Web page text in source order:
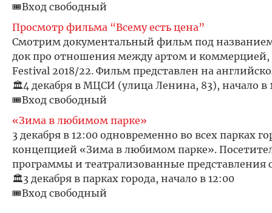
🎟️Вход свободный
Просмотр фильма “Всему есть цена”
Смотрим документальный фильм под
док про отношения между артом и коммерцией,
Festival 2018/22. Фильм представлен на
🏛️4 декабря в МЦСИ (улица Ленина, 83), начало в
🎟️Вход свободный
«Зима в любимом парке»
3 декабря в 12:00 одновременно во всех парках
концепцией «Зима в любимом парке».
программы и театрализованные представления
🏛️3 декабря в парках города, начало в 12:00
🎟️Вход свободный